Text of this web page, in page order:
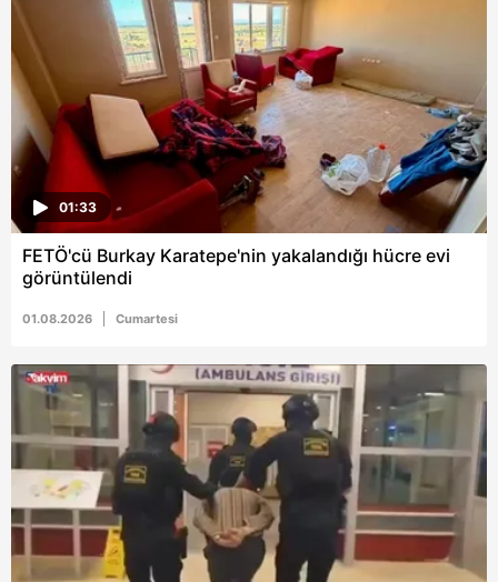
01:33
FETÖ'cü Burkay Karatepe'nin yakalandığı hücre evi
görüntülendi
01.08.2026 Cumartesi